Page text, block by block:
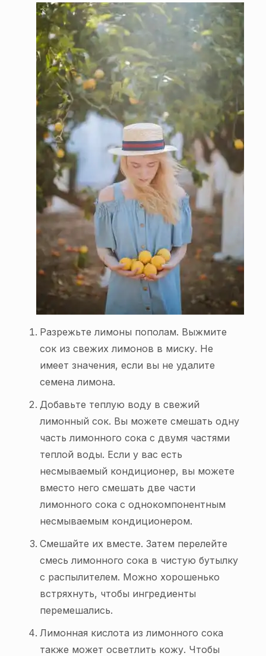
Разрежьте лимоны пополам. Выжмите
сок из свежих лимонов в миску. Не
имеет значения, если вы не удалите
семена лимона.
Добавьте теплую воду в свежий
лимонный сок. Вы можете смешать одну
часть лимонного сока с двумя частями
теплой воды. Если у вас есть
несмываемый кондиционер, вы можете
вместо него смешать две части
лимонного сока с однокомпонентным
несмываемым кондиционером.
Смешайте их вместе. Затем перелейте
смесь лимонного сока в чистую бутылку
с распылителем. Можно хорошенько
встряхнуть, чтобы ингредиенты
перемешались.
Лимонная кислота из лимонного сока
также может осветлить кожу. Чтобы